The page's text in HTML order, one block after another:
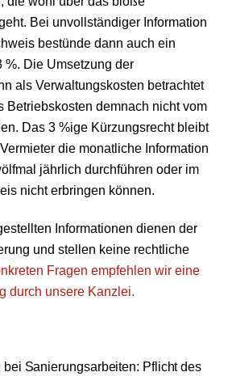
Bei unvollständiger Information
bestünde dann auch ein
%. Die Umsetzung der
als Verwaltungskosten betrachtet
Betriebskosten demnach nicht vom
Das 3 %ige Kürzungsrecht bleibt
die monatliche Information
jährlich durchführen oder im
nicht erbringen können.
Informationen dienen der
und stellen keine rechtliche
Fragen empfehlen wir eine
durch unsere Kanzlei.
bei Sanierungsarbeiten: Pflicht des